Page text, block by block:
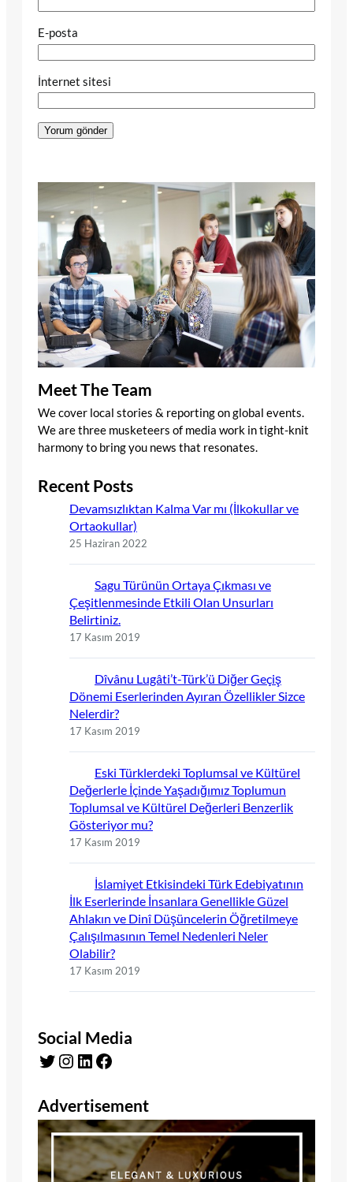
E-posta
İnternet sitesi
Meet The Team
We cover local stories & reporting on global events.
We are three musketeers of media work in tight-knit
harmony to bring you news that resonates.
Recent Posts
Devamsızlıktan Kalma Var mı (İlkokullar ve
Ortaokullar)
25 Haziran 2022
Sagu Türünün Ortaya Çıkması ve
Çeşitlenmesinde Etkili Olan Unsurları
Belirtiniz.
17 Kasım 2019
Dîvânu Lugâti’t-Türk’ü Diğer Geçiş
Dönemi Eserlerinden Ayıran Özellikler Sizce
Nelerdir?
17 Kasım 2019
Eski Türklerdeki Toplumsal ve Kültürel
Değerlerle İçinde Yaşadığımız Toplumun
Toplumsal ve Kültürel Değerleri Benzerlik
Gösteriyor mu?
17 Kasım 2019
İslamiyet Etkisindeki Türk Edebiyatının
İlk Eserlerinde İnsanlara Genellikle Güzel
Ahlakın ve Dinî Düşüncelerin Öğretilmeye
Çalışılmasının Temel Nedenleri Neler
Olabilir?
17 Kasım 2019
Social Media
Twitter Instagram LinkedIn Facebook
Advertisement